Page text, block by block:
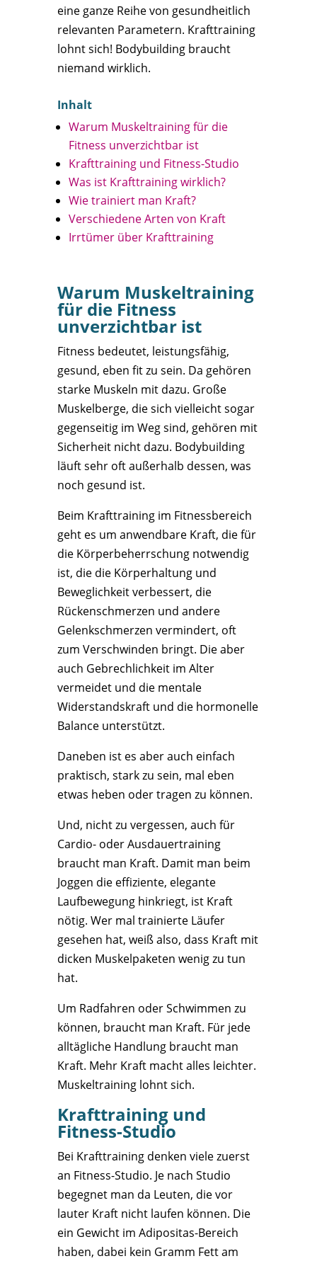
eine ganze Reihe von gesundheitlich
relevanten Parametern. Krafttraining
lohnt sich! Bodybuilding braucht
niemand wirklich.
Inhalt
Warum Muskeltraining für die
Fitness unverzichtbar ist
Krafttraining und Fitness-Studio
Was ist Krafttraining wirklich?
Wie trainiert man Kraft?
Verschiedene Arten von Kraft
Irrtümer über Krafttraining
Warum Muskeltraining
für die Fitness
unverzichtbar ist
Fitness bedeutet, leistungsfähig,
gesund, eben fit zu sein. Da gehören
starke Muskeln mit dazu. Große
Muskelberge, die sich vielleicht sogar
gegenseitig im Weg sind, gehören mit
Sicherheit nicht dazu. Bodybuilding
läuft sehr oft außerhalb dessen, was
noch gesund ist.
Beim Krafttraining im Fitnessbereich
geht es um anwendbare Kraft, die für
die Körperbeherrschung notwendig
ist, die die Körperhaltung und
Beweglichkeit verbessert, die
Rückenschmerzen und andere
Gelenkschmerzen vermindert, oft
zum Verschwinden bringt. Die aber
auch Gebrechlichkeit im Alter
vermeidet und die mentale
Widerstandskraft und die hormonelle
Balance unterstützt.
Daneben ist es aber auch einfach
praktisch, stark zu sein, mal eben
etwas heben oder tragen zu können.
Und, nicht zu vergessen, auch für
Cardio- oder Ausdauertraining
braucht man Kraft. Damit man beim
Joggen die effiziente, elegante
Laufbewegung hinkriegt, ist Kraft
nötig. Wer mal trainierte Läufer
gesehen hat, weiß also, dass Kraft mit
dicken Muskelpaketen wenig zu tun
hat.
Um Radfahren oder Schwimmen zu
können, braucht man Kraft. Für jede
alltägliche Handlung braucht man
Kraft. Mehr Kraft macht alles leichter.
Muskeltraining lohnt sich.
Krafttraining und
Fitness-Studio
Bei Krafttraining denken viele zuerst
an Fitness-Studio. Je nach Studio
begegnet man da Leuten, die vor
lauter Kraft nicht laufen können. Die
ein Gewicht im Adipositas-Bereich
haben, dabei kein Gramm Fett am